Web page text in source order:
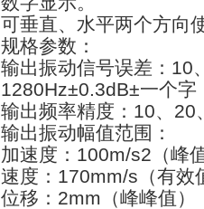
可垂直、水平两个方向
规格参数：
输出振动信号误差：10
1280Hz±0.3dB±一个字
输出频率精度：10、
输出振动幅值范围：
加速度：100m/s2（峰
速度：170mm/s（有效
位移：2mm（峰峰值）